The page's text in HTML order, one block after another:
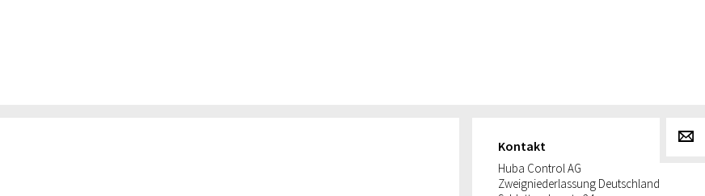
Kontakt
Huba Control AG
Zweigniederlassung Deutschland
g